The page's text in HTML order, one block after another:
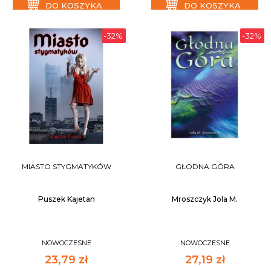
DO KOSZYKA DO KOSZYKA
-32%
MIASTO STYGMATYKÓW
Puszek Kajetan
NOWOCZESNE
23,79 zł
-32%
GŁODNA GÓRA
Mroszczyk Jola M.
NOWOCZESNE
27,19 zł